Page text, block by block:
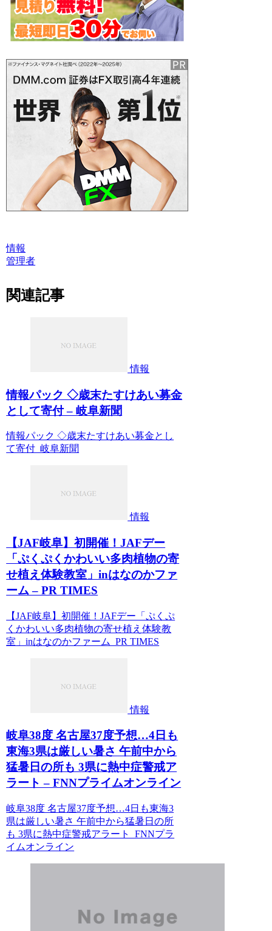
情報
管理者
関連記事
情報
情報パック ◇歳末たすけあい募金
として寄付 – 岐阜新聞
情報パック ◇歳末たすけあい募金とし
て寄付 岐阜新聞
情報
【JAF岐阜】初開催！JAFデー
「ぷくぷくかわいい多肉植物の寄
せ植え体験教室」inはなのかファ
ーム – PR TIMES
【JAF岐阜】初開催！JAFデー「ぷくぷ
くかわいい多肉植物の寄せ植え体験教
室」inはなのかファーム PR TIMES
情報
岐阜38度 名古屋37度予想…4日も
東海3県は厳しい暑さ 午前中から
猛暑日の所も 3県に熱中症警戒ア
ラート – FNNプライムオンライン
岐阜38度 名古屋37度予想…4日も東海3
県は厳しい暑さ 午前中から猛暑日の所
も 3県に熱中症警戒アラート FNNプラ
イムオンライン